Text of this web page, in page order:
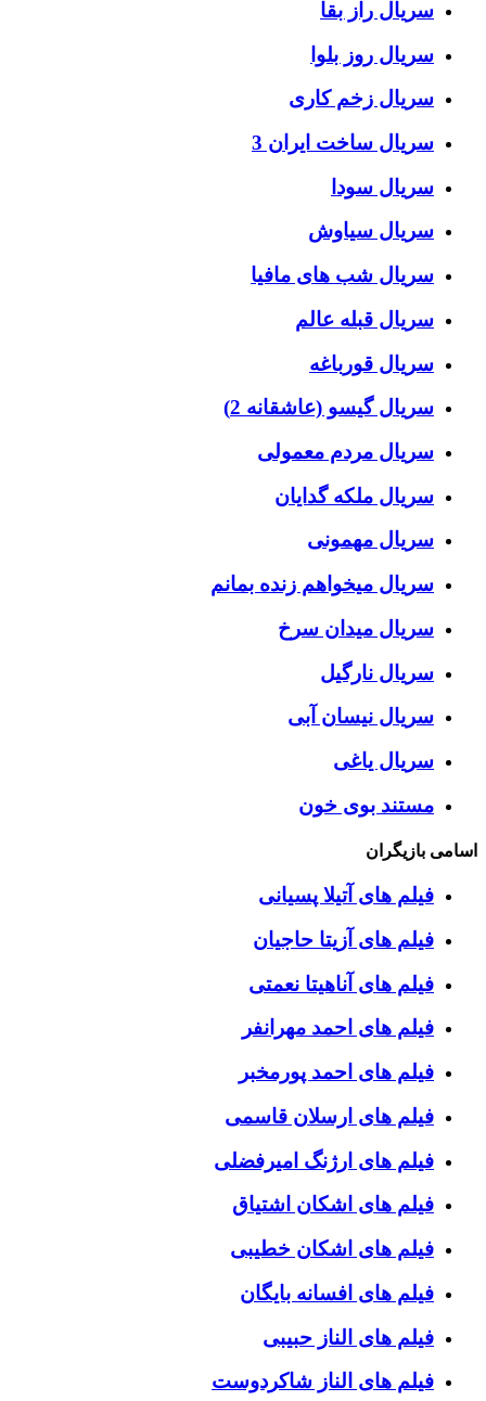
سریال راز بقا
سریال روز بلوا
سریال زخم کاری
سریال ساخت ایران 3
سریال سودا
سریال سیاوش
سریال شب های مافیا
سریال قبله عالم
سریال قورباغه
سریال گیسو (عاشقانه 2)
سریال مردم معمولی
سریال ملکه گدایان
سریال مهمونی
سریال میخواهم زنده بمانم
سریال میدان سرخ
سریال نارگیل
سریال نیسان آبی
سریال یاغی
مستند بوی خون
اسامی بازیگران
فیلم های آتیلا پسیانی
فیلم های آزیتا حاجیان
فیلم های آناهیتا نعمتی
فیلم های احمد مهرانفر
فیلم های احمد پورمخبر
فیلم های ارسلان قاسمی
فیلم های ارژنگ امیرفضلی
فیلم های اشکان اشتیاق
فیلم های اشکان خطیبی
فیلم های افسانه بایگان
فیلم های الناز حبیبی
فیلم های الناز شاکردوست